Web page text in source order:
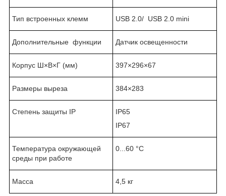
Тип встроенных клемм USB 2.0/ USB 2.0 mini
Дополнительные функции Датчик освещенности
Корпус Ш×В×Г (мм) 397×296×67
Размеры выреза 384×283
Степень защиты IP
IP65
IP67
Температура окружающей
среды при работе
0...60 °C
Масса 4,5 кг